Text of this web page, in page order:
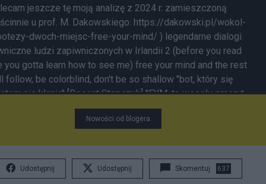
jeszcze tę moją analizę z 2024 r. zamieszczoną
u prof. M. Dakowskiego: https://dakowski.pl/wokol-
dwoch-miejsc-free-your-mind/ ) legendarne dialogi
ludzi zapiwniczonych w Irlandii 2 (before you read
you gotta learn how to see me) free your mind and the rest
follow, be colorblind, don't be so shallow "bot, który się
nie kłania" [Docent Stopczyk] "FYM, to wesoły emeryt,
już nic, ale to absolutnie nic nie musi już robić"
"Bot FYM, tak jak kilka innych botów namierza
nocy non-stop tkwi przy komputerze, a w godzinach
nocnej zapewne przygotowuje sobie kolejne wpisy, to
Nowości od blogera
Udostępnij Udostępnij Skomentuj 637